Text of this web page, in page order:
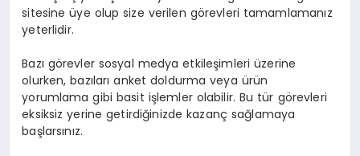
sitesine üye olup size verilen görevleri tamamlamanız
yeterlidir.
Bazı görevler sosyal medya etkileşimleri üzerine
olurken, bazıları anket doldurma veya ürün
yorumlama gibi basit işlemler olabilir. Bu tür görevleri
eksiksiz yerine getirdiğinizde kazanç sağlamaya
başlarsınız.